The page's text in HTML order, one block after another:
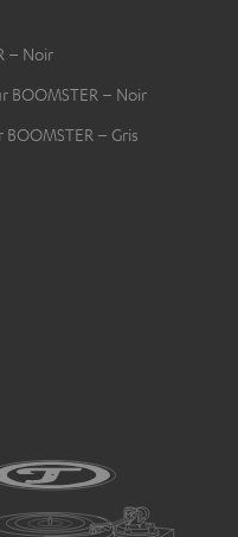
– Noir
BOOMSTER – Noir
– Gris